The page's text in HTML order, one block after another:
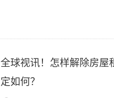
全球视讯！怎样解除房屋
定如何？